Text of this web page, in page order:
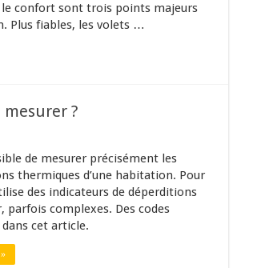
le confort sont trois points majeurs
Plus fiables, les volets …
?
de mesurer précisément les
thermiques d’une habitation. Pour
des indicateurs de déperditions
parfois complexes. Des codes
cet article.